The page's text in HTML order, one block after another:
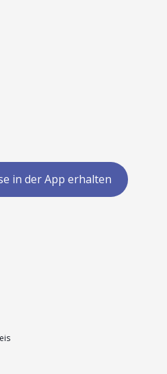
in der App erhalten